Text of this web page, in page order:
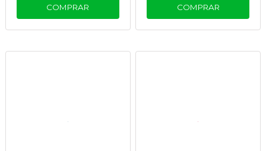
COMPRAR COMPRAR